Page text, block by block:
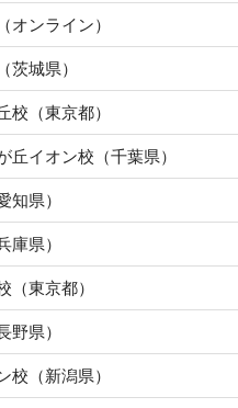
オンライン）
茨城県）
校（東京都）
丘イオン校（千葉県）
知県）
庫県）
（東京都）
野県）
校（新潟県）